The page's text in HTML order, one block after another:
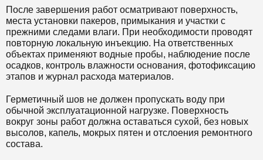
После завершения работ осматривают поверхность,
места установки пакеров, примыкания и участки с
прежними следами влаги. При необходимости проводят
повторную локальную инъекцию. На ответственных
объектах применяют водные пробы, наблюдение после
осадков, контроль влажности основания, фотофиксацию
этапов и журнал расхода материалов.
Герметичный шов не должен пропускать воду при
обычной эксплуатационной нагрузке. Поверхность
вокруг зоны работ должна оставаться сухой, без новых
высолов, капель, мокрых пятен и отслоения ремонтного
состава.